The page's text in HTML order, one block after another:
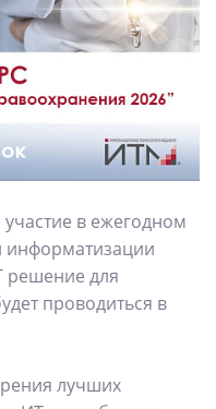
в ежегодном
информатизации
решение для
проводиться в
лучших